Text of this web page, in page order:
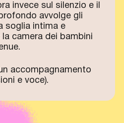
invece sul silenzio e il
avvolge gli
soglia intima e
camera dei bambini
accompagnamento
e voce).